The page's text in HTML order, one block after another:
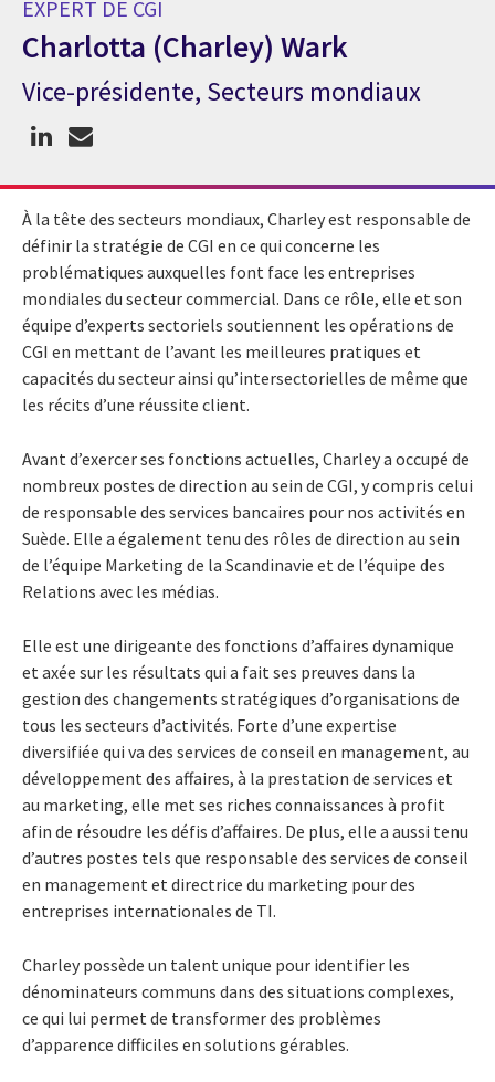
EXPERT DE CGI
Charlotta (Charley) Wark
Expert de CGI Charlotta (Charley) Wark
Vice-présidente, Secteurs mondiaux
À la tête des secteurs mondiaux, Charley est responsable de
définir la stratégie de CGI en ce qui concerne les
problématiques auxquelles font face les entreprises
mondiales du secteur commercial. Dans ce rôle, elle et son
équipe d’experts sectoriels soutiennent les opérations de
CGI en mettant de l’avant les meilleures pratiques et
capacités du secteur ainsi qu’intersectorielles de même que
les récits d’une réussite client.
Avant d’exercer ses fonctions actuelles, Charley a occupé de
nombreux postes de direction au sein de CGI, y compris celui
de responsable des services bancaires pour nos activités en
Suède. Elle a également tenu des rôles de direction au sein
de l’équipe Marketing de la Scandinavie et de l’équipe des
Relations avec les médias.
Elle est une dirigeante des fonctions d’affaires dynamique
et axée sur les résultats qui a fait ses preuves dans la
gestion des changements stratégiques d’organisations de
tous les secteurs d’activités. Forte d’une expertise
diversifiée qui va des services de conseil en management, au
développement des affaires, à la prestation de services et
au marketing, elle met ses riches connaissances à profit
afin de résoudre les défis d’affaires. De plus, elle a aussi tenu
d’autres postes tels que responsable des services de conseil
en management et directrice du marketing pour des
entreprises internationales de TI.
Charley possède un talent unique pour identifier les
dénominateurs communs dans des situations complexes,
ce qui lui permet de transformer des problèmes
d’apparence difficiles en solutions gérables.